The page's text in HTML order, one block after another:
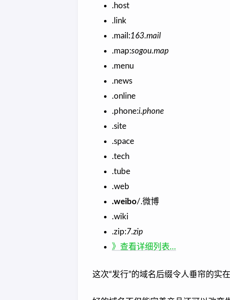
.host
.link
.mail:163.mail
.map:sogou.map
.menu
.news
.online
.phone:i.phone
.site
.space
.tech
.tube
.web
.weibo/.微博
.wiki
.zip:7.zip
》查看详细列表…
这次“发行”的域名后缀令人垂帘的实